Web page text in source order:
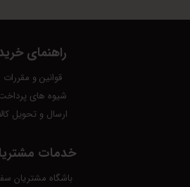
راهنمای
قوانین و مقررات
شیوه های
ارسال و تحویل
خدمات
باشگاه مشتریان